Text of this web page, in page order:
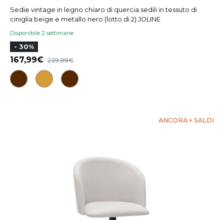
Sedie vintage in legno chiaro di quercia sedili in tessuto di
ciniglia beige e metallo nero (lotto di 2) JOLINE
Disponibile 2 settimane
- 30%
167,99 239,99
ANCORA + SALDI